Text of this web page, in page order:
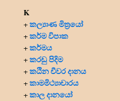
K
+කල්‍යාණ මිත්‍රයෝ
+කර්ම විපාක
+කර්මය
+කරඩු පිදිම
+කඨින චීවර දානය
+කාමමිථ්‍යාචාරය
+කාල දානයෝ